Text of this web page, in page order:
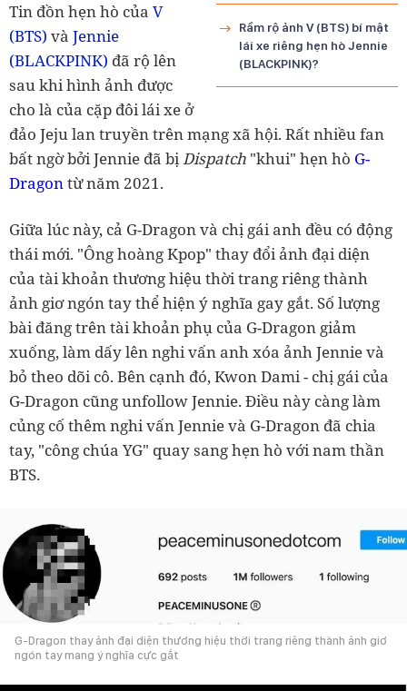
Rầm rộ ảnh V (BTS) bí mật
lái xe riêng hẹn hò Jennie
(BLACKPINK)?
Tin đồn hẹn hò của V
(BTS) và Jennie
(BLACKPINK) đã rộ lên
sau khi hình ảnh được
cho là của cặp đôi lái xe ở
đảo Jeju lan truyền trên mạng xã hội. Rất nhiều fan
bất ngờ bởi Jennie đã bịDispatch "khui" hẹn hò G-
Dragontừ năm 2021.
Giữa lúc này, cả G-Dragon và chị gái anh đều có động
thái mới. "Ông hoàng Kpop" thay đổi ảnh đại diện
của tài khoản thương hiệu thời trang riêng thành
ảnh giơ ngón tay thể hiện ý nghĩa gay gắt. Số lượng
bài đăng trên tài khoản phụ của G-Dragon giảm
xuống, làm dấy lên nghi vấn anh xóa ảnh Jennie và
bỏ theo dõi cô. Bên cạnh đó, Kwon Dami - chị gái của
G-Dragon cũng unfollow Jennie. Điều này càng làm
củng cố thêm nghi vấn Jennie và G-Dragon đã chia
tay, "công chúa YG" quay sang hẹn hò với nam thần
BTS.
G-Dragon thay ảnh đại diện thương hiệu thời trang riêng thành ảnh giơ
ngón tay mang ý nghĩa cực gắt